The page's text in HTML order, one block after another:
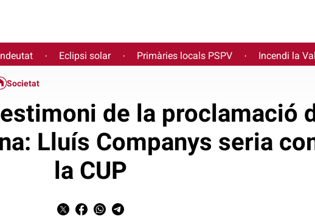
· Eclipsi solar · Primàries locals PSPV · Incendi la
Societat
de la proclamació
Lluís Companys seria
la CUP